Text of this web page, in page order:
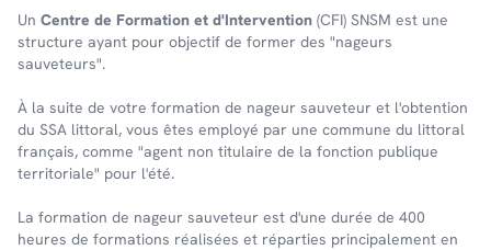
Un Centre de Formation et d'Intervention (CFI) SNSM est une
structure ayant pour objectif de former des "nageurs
sauveteurs".
À la suite de votre formation de nageur sauveteur et l'obtention
du SSA littoral, vous êtes employé par une commune du littoral
français, comme "agent non titulaire de la fonction publique
territoriale" pour l'été.
La formation de nageur sauveteur est d'une durée de 400
heures de formations réalisées et réparties principalement en